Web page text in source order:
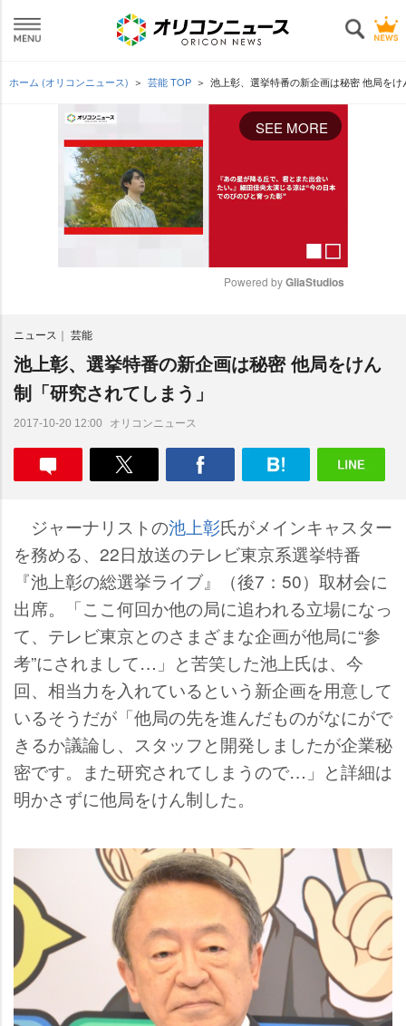
ホーム (オリコンニュース) 芸能 TOP 池上彰、選挙特番の新企画は秘密 他局を
SEE MORE
Powered by GliaStudios
ニュース 芸能
池上彰、選挙特番の新企画は秘密 他局をけん
制「研究されてしまう」
2017-10-20 12:00 オリコンニュース
ジャーナリストの池上彰氏がメインキャスター
を務める、22日放送のテレビ東京系選挙特番
『池上彰の総選挙ライブ』（後7：50）取材会に
出席。「ここ何回か他の局に追われる立場になっ
て、テレビ東京とのさまざまな企画が他局に“参
考”にされまして…」と苦笑した池上氏は、今
回、相当力を入れているという新企画を用意して
いるそうだが「他局の先を進んだものがなにがで
きるか議論し、スタッフと開発しましたが企業秘
密です。また研究されてしまうので…」と詳細は
明かさずに他局をけん制した。